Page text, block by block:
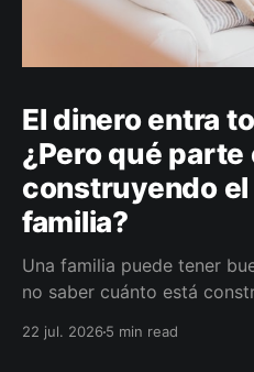
El dinero entra
¿Pero qué parte
construyendo
familia?
Una familia puede tener
no saber cuánto está
darle a cada parte del
22 jul. 20265 min read